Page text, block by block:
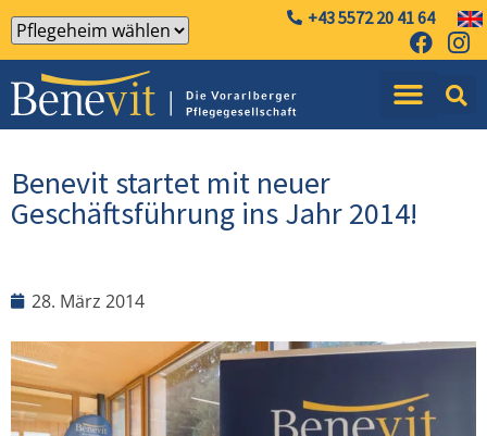
+43 5572 20 41 64
Benevit startet mit neuer
Geschäftsführung ins Jahr 2014!
28. März 2014